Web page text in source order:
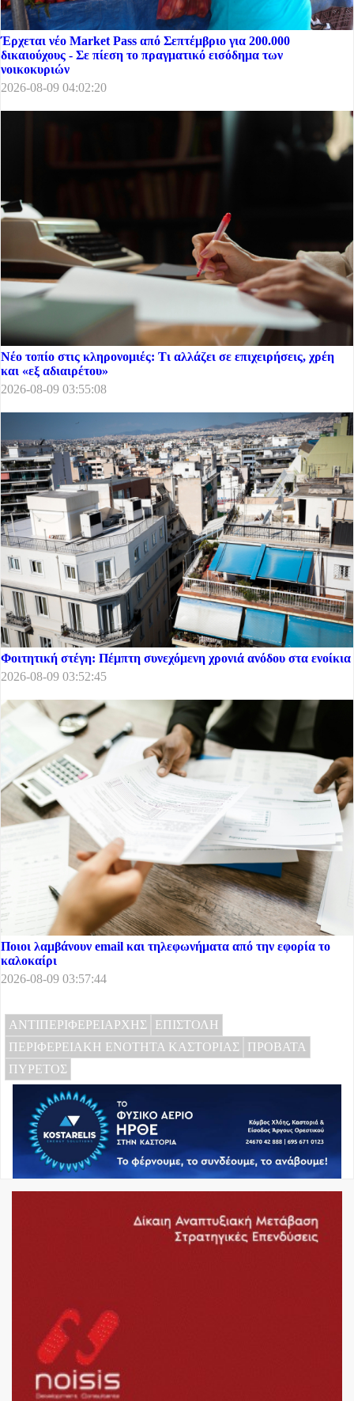
Έρχεται νέο Market Pass από Σεπτέμβριο για 200.000
δικαιούχους - Σε πίεση το πραγματικό εισόδημα των
νοικοκυριών
2026-08-09 04:02:20
Νέο τοπίο στις κληρονομιές: Τι αλλάζει σε επιχειρήσεις, χρέη
και «εξ αδιαιρέτου»
2026-08-09 03:55:08
Φοιτητική στέγη: Πέμπτη συνεχόμενη χρονιά ανόδου στα ενοίκια
2026-08-09 03:52:45
Ποιοι λαμβάνουν email και τηλεφωνήματα από την εφορία το
καλοκαίρι
2026-08-09 03:57:44
ΑΝΤΙΠΕΡΙΦΕΡΕΙΑΡΧΗΣ
ΕΠΙΣΤΟΛΗ
ΠΕΡΙΦΕΡΕΙΑΚΗ ΕΝΟΤΗΤΑ ΚΑΣΤΟΡΙΑΣ
ΠΡΟΒΑΤΑ
ΠΥΡΕΤΟΣ